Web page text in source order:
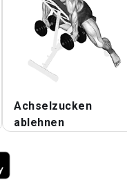
Achselzucken
ablehnen